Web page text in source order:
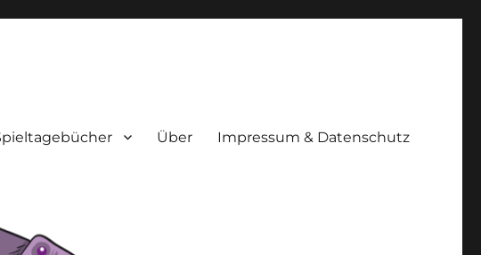
Über Impressum & Datenschutz